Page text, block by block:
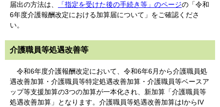
届出の方法は、 「指定を受けた後の手続き等」のページの「令和
6年度介護報酬改定における加算届について」をご確認くださ
い。
介護職員等処遇改善等
令和6年度介護報酬改定において、令和6年6月から介護職員処
遇改善加算・介護職員等特定処遇改善加算・介護職員等ベースア
ップ等支援加算の3つの加算が一本化され、新加算「介護職員等
処遇改善加算」となります。介護職員等処遇改善加算はIからIV